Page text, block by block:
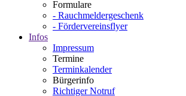
Formulare
- Rauchmeldergeschenk
- Fördervereinsflyer
Infos
Impressum
Termine
Terminkalender
Bürgerinfo
Richtiger Notruf